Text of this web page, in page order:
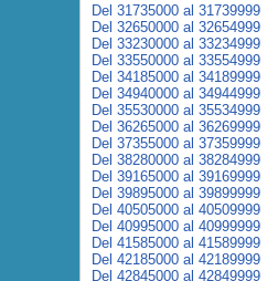
Del 31735000 al 31739999
Del 32650000 al 32654999
Del 33230000 al 33234999
Del 33550000 al 33554999
Del 34185000 al 34189999
Del 34940000 al 34944999
Del 35530000 al 35534999
Del 36265000 al 36269999
Del 37355000 al 37359999
Del 38280000 al 38284999
Del 39165000 al 39169999
Del 39895000 al 39899999
Del 40505000 al 40509999
Del 40995000 al 40999999
Del 41585000 al 41589999
Del 42185000 al 42189999
Del 42845000 al 42849999